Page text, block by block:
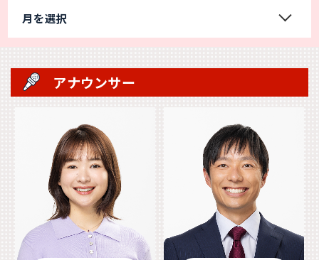
月を選択
アナウンサー